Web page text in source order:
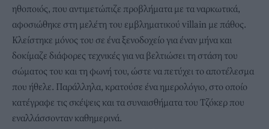
ηθοποιός, που αντιμετώπιζε προβλήματα με τα ναρκωτικά,
αφοσιώθηκε στη μελέτη του εμβληματικού villain με πάθος.
Κλείστηκε μόνος του σε ένα ξενοδοχείο για έναν μήνα και
δοκίμαζε διάφορες τεχνικές για να βελτιώσει τη στάση του
σώματος του και τη φωνή του, ώστε να πετύχει το αποτέλεσμα
που ήθελε. Παράλληλα, κρατούσε ένα ημερολόγιο, στο οποίο
κατέγραφε τις σκέψεις και τα συναισθήματα του Τζόκερ που
εναλλάσσονταν καθημερινά.